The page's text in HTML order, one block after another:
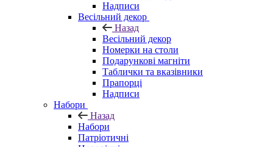
Надписи
Весільний декор
Назад
Весільний декор
Номерки на столи
Подарункові магніти
Таблички та вказівники
Прапорці
Надписи
Набори
Назад
Набори
Патріотичні